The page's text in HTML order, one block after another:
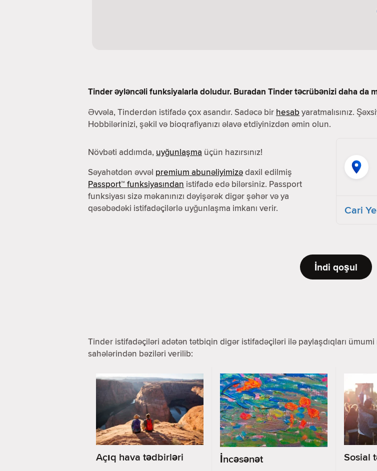
Tinder əyləncəli funksiyalarla doludur. Buradan Tinder təcrübənizi daha da
Əvvəla, Tinderdən istifadə çox asandır. Sadəcə bir hesab yaratmalısınız.
Hobbilərinizi, şəkil və bioqrafiyanızı əlavə etdiyinizdən əmin olun.
Növbəti addımda, uyğunlaşma üçün hazırsınız!
Səyahətdən əvvəl premium abunəliyimizədaxil edilmiş
Passport™ funksiyasından istifadə edə bilərsiniz. Passport
funksiyası sizə məkanınızı dəyişərək digər şəhər və ya
qəsəbədəki istifadəçilərlə uyğunlaşma imkanı verir.
Cari
İndi qoşul
Tinder istifadəçiləri adətən tətbiqin digər istifadəçiləri ilə paylaşdıqları
sahələrindən bəziləri verilib:
Açıq hava tədbirləri İncəsənət Sosial